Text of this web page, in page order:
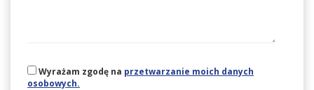
Wyrażam zgodę na przetwarzanie moich danych
osobowych.